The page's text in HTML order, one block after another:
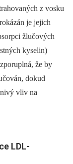
z vosku
je jejich
žlučových
kyselin)
že by
dokud
vliv na
LDL-